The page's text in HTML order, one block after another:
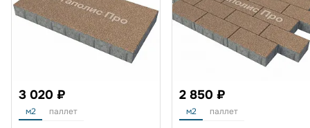
3 020 ₽
м2 паллет
2 850 ₽
м2 паллет